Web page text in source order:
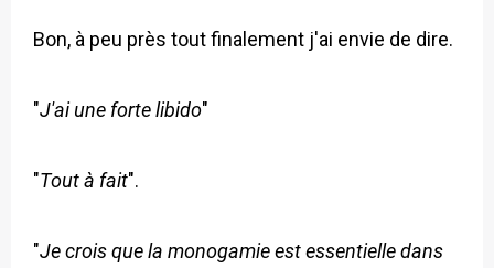
Bon, à peu près tout finalement j'ai envie de dire.
"J'ai une forte libido"
"Tout à fait".
"Je crois que la monogamie est essentielle dans